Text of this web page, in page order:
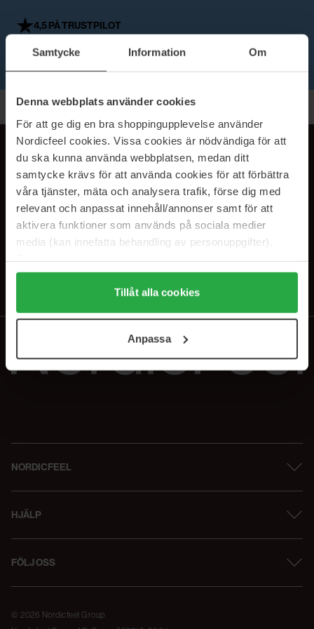
Samtycke Information Om
Denna webbplats använder cookies
För att ge dig en bra shoppingupplevelse använder
Nordicfeel cookies. Vissa cookies är nödvändiga för att
du ska kunna använda webbplatsen, medan ditt
samtycke krävs för att använda cookies för att förbättra
våra tjänster, mäta och analysera trafik, förse dig med
relevant och anpassat innehåll/annonser samt för att
aktivera funktioner som används på sociala medier
media (kan innefatta behandling av personuppgifter).
Genom att trycka på "Tillåt alla cookies" accepterar du
alla cookies, medan du under "Detaljer" kan anpassa
användningen av cookies. Du kan när som helst återkalla
samt vår Integritetspolicy.
Tillåt alla cookies
Anpassa
4,5 PÅ TRUSTPILOT
AUKTORISERAD ÅTERFÖRSÄLJARE
Tillbaka till toppen
MER BEAUTY I DIN INBOX!
PRENUMERERA PÅ VÅRA
NYHETSBREV
E-postadress
Genom att prenumerera accepterar du vårIntegritetspolicy.
Avprenumerera när som helst.
NORDICFEEL
HJÄLP
FÖLJ OSS
© 2026 Nordicfeel Group